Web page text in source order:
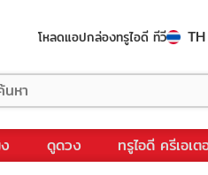
โหลดแอปกล่องทรูไอดี ทีวี TH
ดูดวง ทรูไอดี ครีเอเต